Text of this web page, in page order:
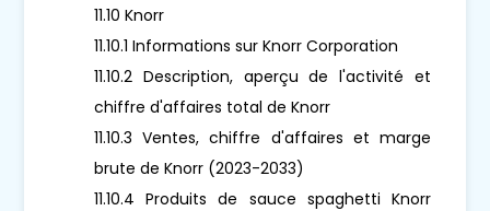
11.10 Knorr
11.10.1 Informations sur Knorr Corporation
11.10.2 Description, aperçu de l'activité et
chiffre d'affaires total de Knorr
11.10.3 Ventes, chiffre d'affaires et marge
brute de Knorr (2023-2033)
11.10.4 Produits de sauce spaghetti Knorr